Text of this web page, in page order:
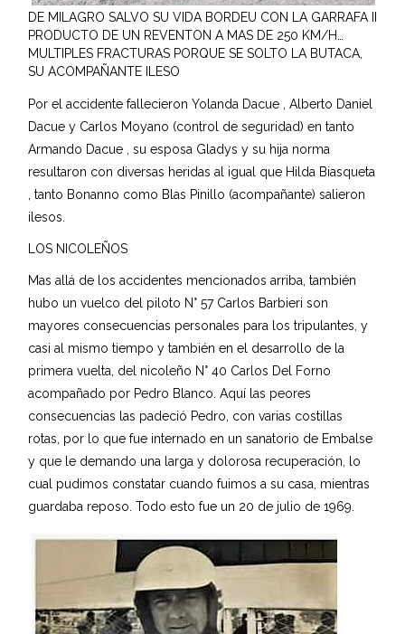
DE MILAGRO SALVO SU VIDA BORDEU CON LA GARRAFA II
PRODUCTO DE UN REVENTON A MAS DE 250 KM/H…
MULTIPLES FRACTURAS PORQUE SE SOLTO LA BUTACA,
SU ACOMPAÑANTE ILESO
Por el accidente fallecieron Yolanda Dacue , Alberto Daniel
Dacue y Carlos Moyano (control de seguridad) en tanto
Armando Dacue , su esposa Gladys y su hija norma
resultaron con diversas heridas al igual que Hilda Biasqueta
, tanto Bonanno como Blas Pinillo (acompañante) salieron
ilesos.
LOS NICOLEÑOS
Mas allá de los accidentes mencionados arriba, también
hubo un vuelco del piloto N° 57 Carlos Barbieri son
mayores consecuencias personales para los tripulantes, y
casi al mismo tiempo y también en el desarrollo de la
primera vuelta, del nicoleño N° 40 Carlos Del Forno
acompañado por Pedro Blanco. Aquí las peores
consecuencias las padeció Pedro, con varias costillas
rotas, por lo que fue internado en un sanatorio de Embalse
y que le demando una larga y dolorosa recuperación, lo
cual pudimos constatar cuando fuimos a su casa, mientras
guardaba reposo. Todo esto fue un 20 de julio de 1969.